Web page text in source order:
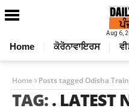
Aug 6,
Home ਕੋਰੋਨਾਵਾਇਰਸ
Home Posts tagged Odisha
TAG:. LATEST